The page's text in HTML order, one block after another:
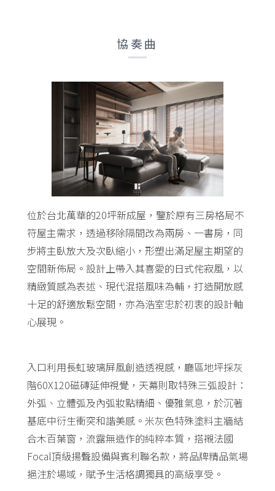
協奏曲
位於台北萬華的20坪新成屋，鑒於原有三房格局不
符屋主需求，透過移除隔間改為兩房、一書房，同
步將主臥放大及次臥縮小，形塑出滿足屋主期望的
空間新佈局。設計上帶入其喜愛的日式侘寂風，以
精緻質感為表述、現代混搭風味為輔，打造開放感
十足的舒適放鬆空間，亦為浩室忠於初衷的設計軸
心展現。
入口利用長虹玻璃屏風創造透視感，廳區地坪採灰
階60X120磁磚延伸視覺，天幕則取特殊三弧設計：
外弧、立體弧及內弧妝點精細、優雅氣息，於沉著
基底中衍生衝突和諧美感。米灰色特殊塗料主牆結
合木百葉窗，流露無造作的純粹本質，搭襯法國
Focal頂級揚聲設備與賓利聯名款，將品牌精品氣場
挹注於場域，賦予生活格調獨具的高級享受。